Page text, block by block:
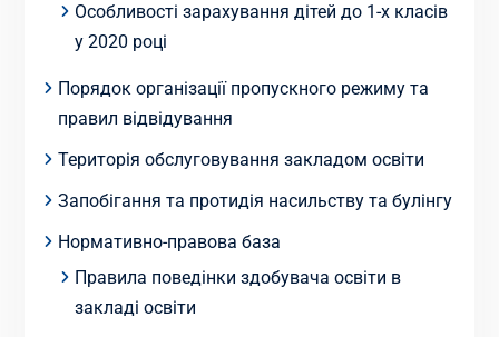
Особливості зарахування дітей до 1-х класів
у 2020 році
Порядок організації пропускного режиму та
правил відвідування
Територія обслуговування закладом освіти
Запобігання та протидія насильству та булінгу
Нормативно-правова база
Правила поведінки здобувача освіти в
закладі освіти